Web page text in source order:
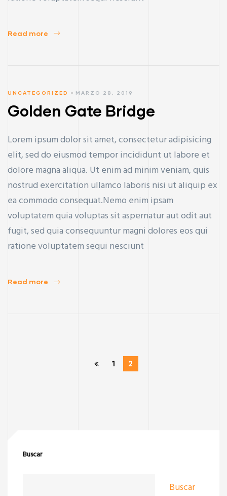
Read more
UNCATEGORIZED MARZO 28, 2019
Golden Gate Bridge
Lorem ipsum dolor sit amet, consectetur adipisicing
elit, sed do eiusmod tempor incididunt ut labore et
dolore magna aliqua. Ut enim ad minim veniam, quis
nostrud exercitation ullamco laboris nisi ut aliquip ex
ea commodo consequat.Nemo enim ipsam
voluptatem quia voluptas sit aspernatur aut odit aut
fugit, sed quia consequuntur magni dolores eos qui
ratione voluptatem sequi nesciunt
Read more
1 2
Buscar
Buscar